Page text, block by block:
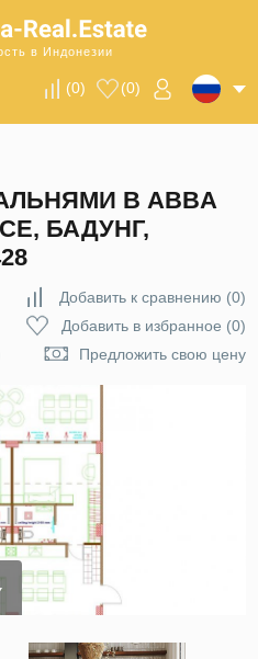
в Индонезии
(0) (0)
В ABBA
БАДУНГ,
Добавить к сравнению (0)
Добавить в избранное (0)
Предложить свою цену